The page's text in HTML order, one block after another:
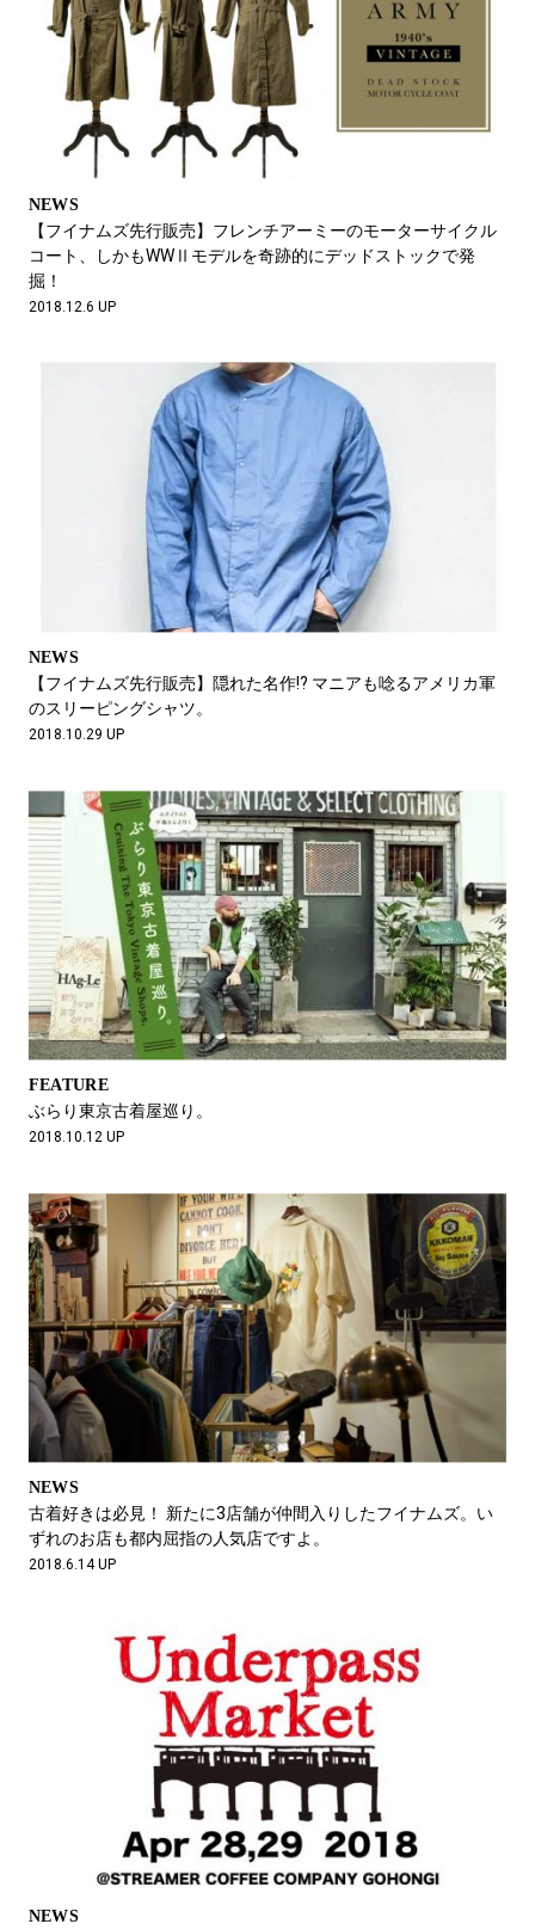
NEWS
【フイナムズ先行販売】フレンチアーミーのモーターサイクル
コート、しかもWWⅡモデルを奇跡的にデッドストックで発
掘！
2018.12.6 UP
NEWS
【フイナムズ先行販売】隠れた名作!? マニアも唸るアメリカ軍
のスリーピングシャツ。
2018.10.29 UP
FEATURE
ぶらり東京古着屋巡り。
2018.10.12 UP
NEWS
古着好きは必見！ 新たに3店舗が仲間入りしたフイナムズ。い
ずれのお店も都内屈指の人気店ですよ。
2018.6.14 UP
NEWS